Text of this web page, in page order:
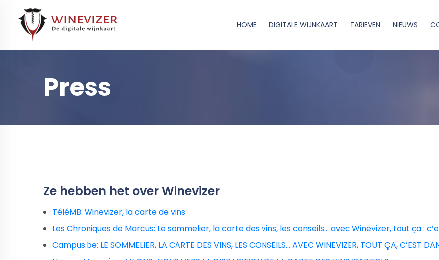
HOME DIGITALE WIJNKAART TARIEVEN NIEUWS
Press
Ze hebben het over Winevizer
TéléMB: Winevizer, la carte de vins
Les Chroniques de Marcus: Le sommelier, la carte des vins, les conseils… avec Winevizer, tout ça :
Campus.be: LE SOMMELIER, LA CARTE DES VINS, LES CONSEILS… AVEC WINEVIZER, TOUT ÇA, C’EST